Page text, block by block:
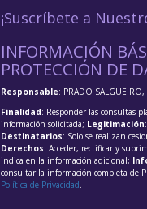
¡Suscríbete a
INFORMACIÓN
PROTECCIÓN DE
Responsable: PRADO SALGUEIRO,
Finalidad: Responder las consultas
información solicitada; Legitimación
Destinatarios: Solo se realizan
Derechos: Acceder, rectificar y
indica en la información adicional;
consultar la información completa de
Política de Privacidad